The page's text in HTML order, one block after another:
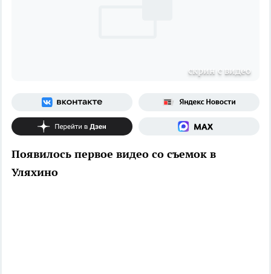
скрин с видео
Появилось первое видео со съемок в
Уляхино